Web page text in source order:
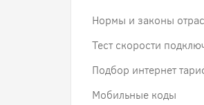
Нормы и законы
Тест скорости
Подбор интернет
Мобильные коды